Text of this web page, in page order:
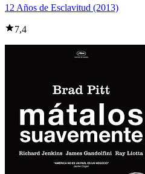
12 Años de Esclavitud (2013)
7,4